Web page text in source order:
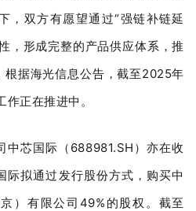
，双方有愿望通过“强链补链延
，形成完整的产品供应体系，推
根据海光信息公告，截至2025年
正在推进中。
中芯国际（688981.SH）亦在收
际拟通过发行股份方式，购买中
）有限公司49%的股权。截至